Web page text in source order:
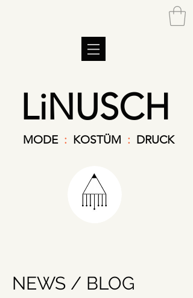
LiNUSCH
MODE : KOSTÜM : DRUCK
NEWS / BLOG